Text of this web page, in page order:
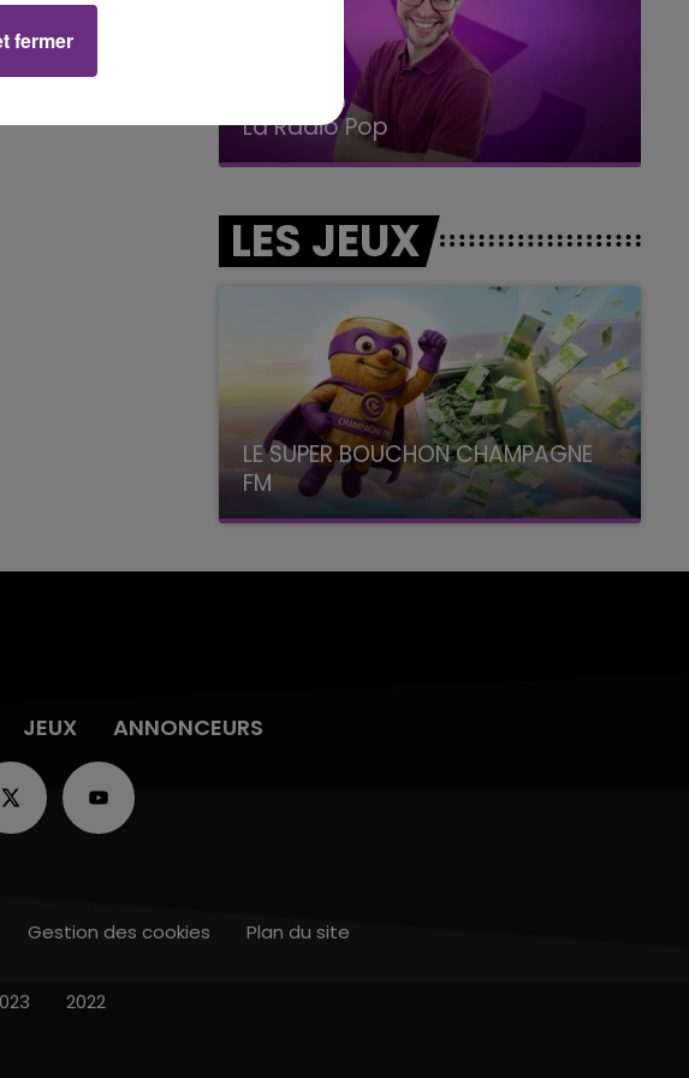
14h00 - 15h00
La Radio Pop
LES JEUX
LE SUPER BOUCHON CHAMPAGNE
FM
avec La Famille Champagne FM, à 8H10
JEUX ANNONCEURS
Gestion des cookies Plan du site
2022
fermer